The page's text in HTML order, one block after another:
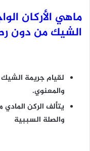
ماهي الأركان
الشيك من دون
لقيام جريمة
والمعنوي.
يتألف الركن
والصلة السببية